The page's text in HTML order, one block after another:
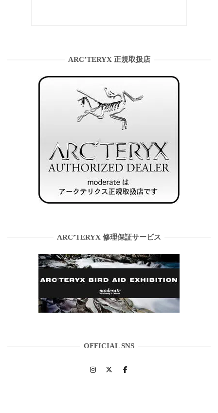
ARC’TERYX 正規取扱店
ARC’TERYX 修理保証サービス
OFFICIAL SNS